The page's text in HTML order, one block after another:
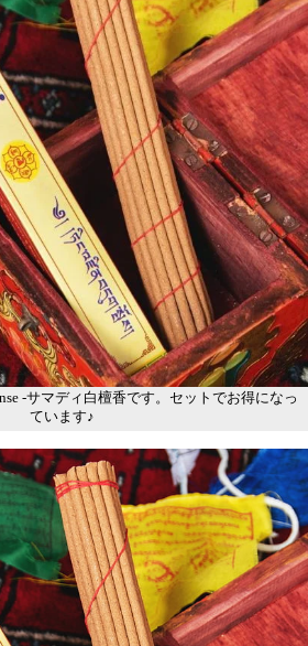
-サマディ白檀香です。セットでお得になっ
ています♪